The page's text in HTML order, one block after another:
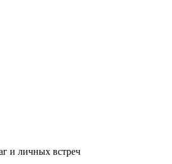
и личных встреч